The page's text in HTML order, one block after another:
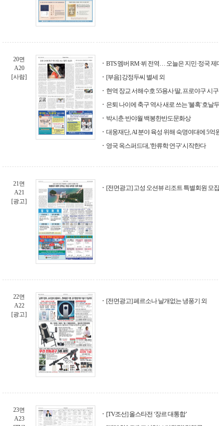
20면
A20
[사람]
BTS 멤버 RM·뷔 전역… 오늘은 지민·정국 제
[부음] 강정두씨 별세 외
현역 장교 서해수호 55용사 딸, 프로야구 시구
은퇴 나이에 축구 역사 새로 쓰는 '불혹' 호날두
박시춘·반야월 백봉한반도문화상
대웅재단, AI 분야 육성 위해 숙명여대에 5억
영국 옥스퍼드대, '한류학 연구' 시작한다
21면
A21
[광고]
[전면광고] 고성 오션뷰 리조트 특별회원 모
22면
A22
[광고]
[전면광고] 페르소나 날개없는 냉풍기 외
23면
A23
[TV조선] 올스타전 ‘장르 대통합’